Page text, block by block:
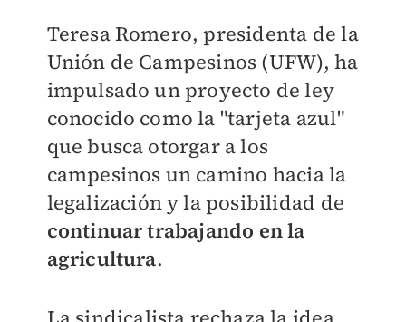
Teresa Romero, presidenta de la
Unión de Campesinos (UFW), ha
impulsado un proyecto de ley
conocido como la "tarjeta azul"
que busca otorgar a los
campesinos un camino hacia la
legalización y la posibilidad de
continuar trabajando en la
agricultura.